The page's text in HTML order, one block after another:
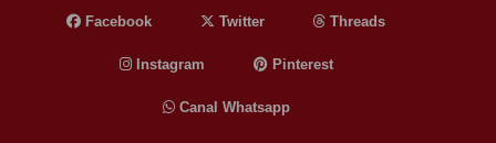
Facebook Twitter Threads
Instagram Pinterest
Canal Whatsapp